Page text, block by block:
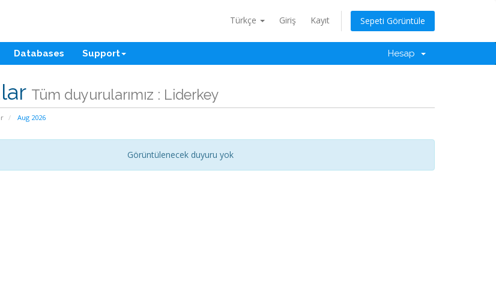
Türkçe Giriş Kayıt Sepeti Görüntüle
Databases Support Hesap
Tüm duyurularımız : Liderkey
Aug 2026
Görüntülenecek duyuru yok